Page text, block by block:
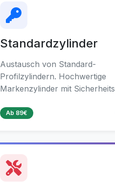
Standardzylinder
Austausch von Standard-
Profilzylindern. Hochwertige
Markenzylinder mit
Ab 89€